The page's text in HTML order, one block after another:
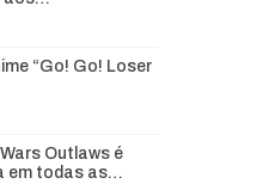
“Go! Go! Loser
Outlaws é
em todas as…